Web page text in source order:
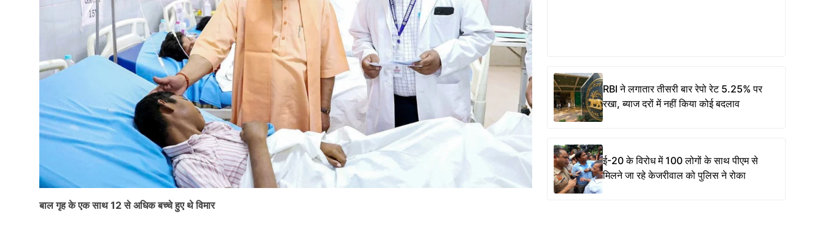
बाल गृह के एक साथ 12 से अधिक बच्चे हुए थे विमार
RBI ने लगातार तीसरी बार रेपो रेट 5.25% पर
रखा, ब्याज दरों में नहीं किया कोई बदलाव
ई-20 के विरोध में 100 लोगों के साथ पीएम से
मिलने जा रहे केजरीवाल को पुलिस ने रोका